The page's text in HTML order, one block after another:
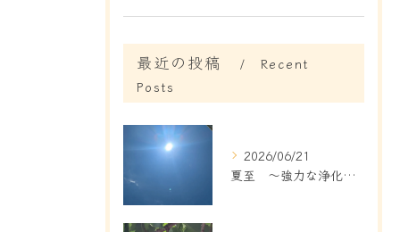
最近の投稿
Recent
Posts
2026/06/21
夏至 ～強力な浄化と新しいスタート～